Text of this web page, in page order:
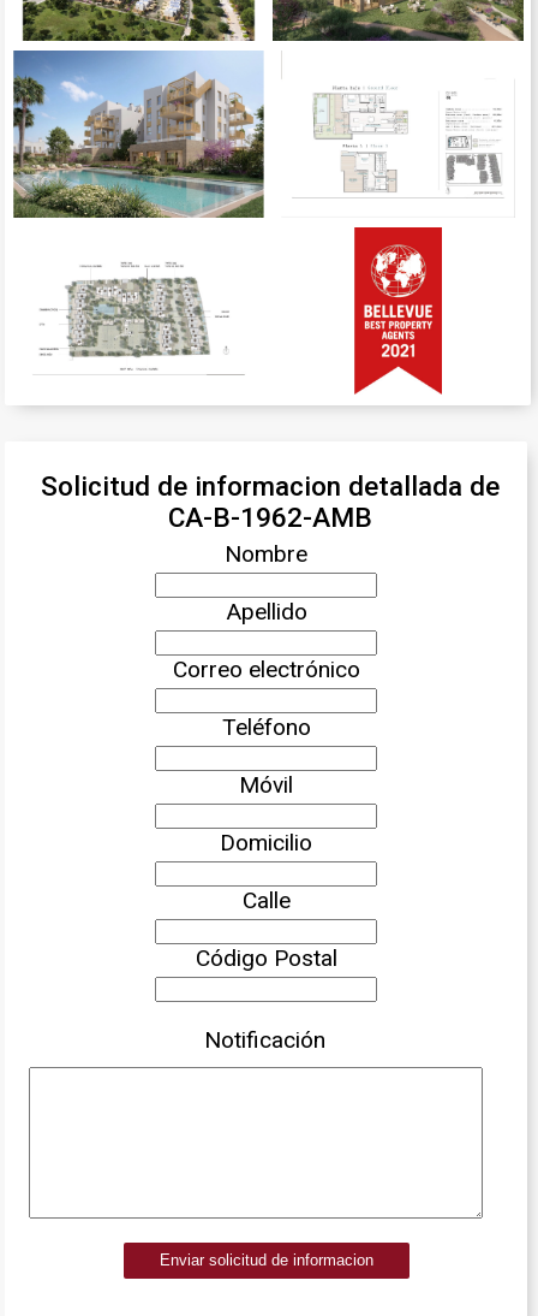
Solicitud de informacion detallada de
CA-B-1962-AMB
Nombre
Apellido
Correo electrónico
Teléfono
Móvil
Domicilio
Calle
Código Postal
Notificación
Enviar solicitud de informacion